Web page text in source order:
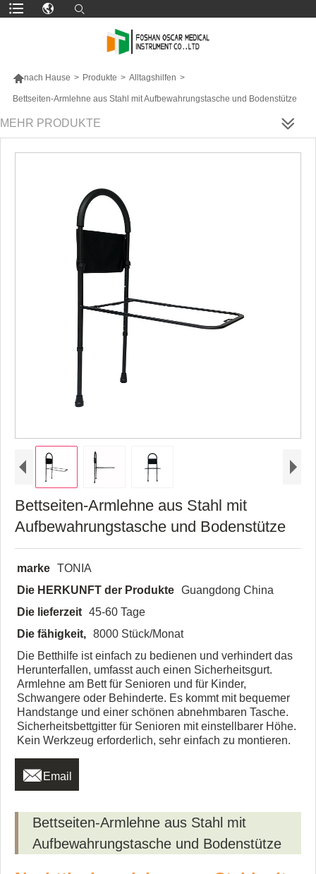
nach Hause > Produkte > Alltagshilfen >
Bettseiten-Armlehne aus Stahl mit Aufbewahrungstasche und Bodenstütze
MEHR PRODUKTE
Bettseiten-Armlehne aus Stahl mit
Aufbewahrungstasche und Bodenstütze
marke TONIA
Die HERKUNFT der Produkte Guangdong China
Die lieferzeit 45-60 Tage
Die fähigkeit, 8000 Stück/Monat
Die Betthilfe ist einfach zu bedienen und verhindert das
Herunterfallen, umfasst auch einen Sicherheitsgurt.
Armlehne am Bett für Senioren und für Kinder,
Schwangere oder Behinderte. Es kommt mit bequemer
Handstange und einer schönen abnehmbaren Tasche.
Sicherheitsbettgitter für Senioren mit einstellbarer Höhe.
Kein Werkzeug erforderlich, sehr einfach zu montieren.
 Email
Bettseiten-Armlehne aus Stahl mit
Aufbewahrungstasche und Bodenstütze